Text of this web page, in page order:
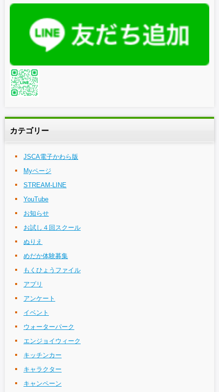
カテゴリー
JSCA電子かわら版
Myページ
STREAM-LINE
YouTube
お知らせ
お試し４回スクール
ぬりえ
めだか体験募集
もくひょうファイル
アプリ
アンケート
イベント
ウォーターパーク
エンジョイウィーク
キッチンカー
キャラクター
キャンペーン